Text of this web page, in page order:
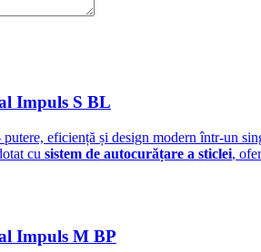
Impuls S BL
putere, eficiență și design modern într-un
cu sistem de autocurățare a sticlei,
Impuls M BP